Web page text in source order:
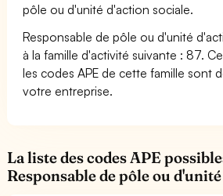
pôle ou d'unité d'action sociale.
Responsable de pôle ou d'unité
à la famille d'activité suivante : 87.
les codes APE de cette famille sont
votre entreprise.
La liste des codes APE
Responsable de pôle ou